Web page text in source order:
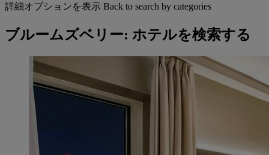
詳細オプションを表示 Back to search by categories
ブルームズベリー: ホテルを検索する